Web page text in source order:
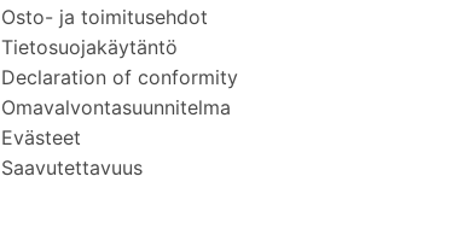
Osto- ja toimitusehdot
Tietosuojakäytäntö
Declaration of conformity
Omavalvontasuunnitelma
Evästeet
Saavutettavuus